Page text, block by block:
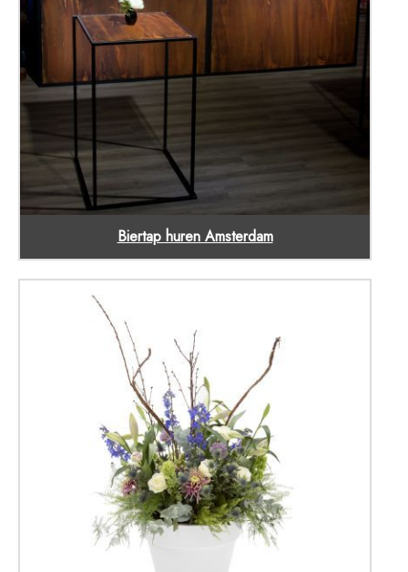
Biertap huren Amsterdam